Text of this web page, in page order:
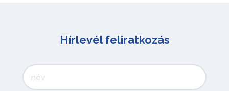
Hírlevél feliratkozás